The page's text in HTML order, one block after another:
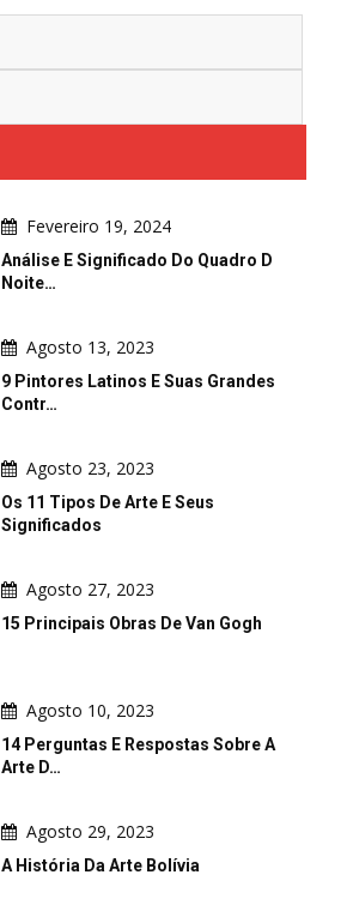
Fevereiro 19, 2024
Análise E Significado Do Quadro D
Noite…
Agosto 13, 2023
9 Pintores Latinos E Suas Grandes
Contr…
Agosto 23, 2023
Os 11 Tipos De Arte E Seus
Significados
Agosto 27, 2023
15 Principais Obras De Van Gogh
Agosto 10, 2023
14 Perguntas E Respostas Sobre A
Arte D…
Agosto 29, 2023
A História Da Arte Bolívia